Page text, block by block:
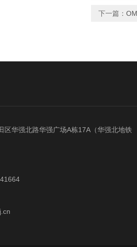
下一篇：
区华强北路华强广场A栋17A（华强北地铁